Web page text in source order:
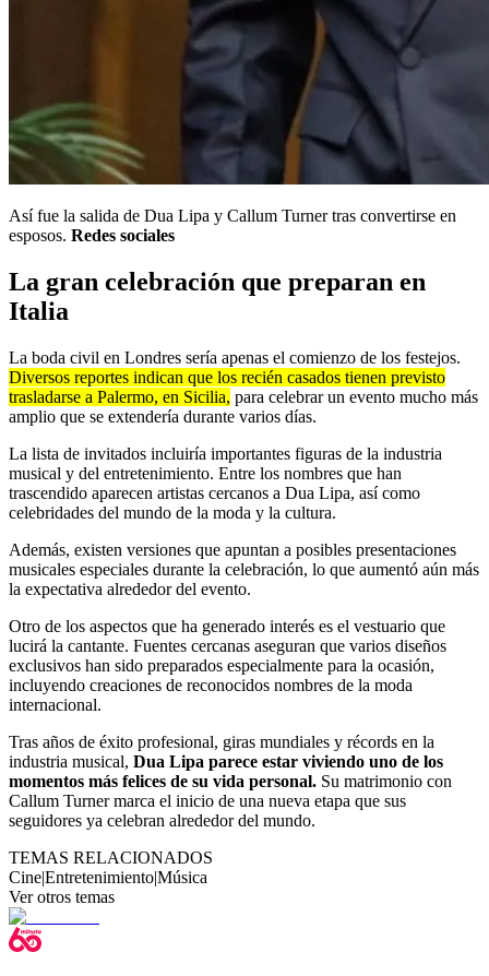
Así fue la salida de Dua Lipa y Callum Turner tras convertirse en
esposos. Redes sociales
La gran celebración que preparan en
Italia
La boda civil en Londres sería apenas el comienzo de los festejos.
Diversos reportes indican que los recién casados tienen previsto
trasladarse a Palermo, en Sicilia, para celebrar un evento mucho más
amplio que se extendería durante varios días.
La lista de invitados incluiría importantes figuras de la industria
musical y del entretenimiento. Entre los nombres que han
trascendido aparecen artistas cercanos a Dua Lipa, así como
celebridades del mundo de la moda y la cultura.
Además, existen versiones que apuntan a posibles presentaciones
musicales especiales durante la celebración, lo que aumentó aún más
la expectativa alrededor del evento.
Otro de los aspectos que ha generado interés es el vestuario que
lucirá la cantante. Fuentes cercanas aseguran que varios diseños
exclusivos han sido preparados especialmente para la ocasión,
incluyendo creaciones de reconocidos nombres de la moda
internacional.
Tras años de éxito profesional, giras mundiales y récords en la
industria musical, Dua Lipa parece estar viviendo uno de los
momentos más felices de su vida personal. Su matrimonio con
Callum Turner marca el inicio de una nueva etapa que sus
seguidores ya celebran alrededor del mundo.
TEMAS RELACIONADOS
Cine|Entretenimiento|Música
Ver otros temas